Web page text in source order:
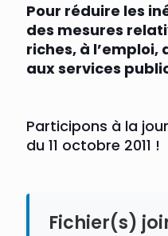
Pour réduire les
des mesures
riches, à l’emploi,
aux services
Participons à la
du 11 octobre 2011 !
Fichier(s)